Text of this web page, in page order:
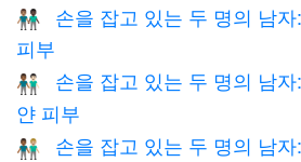
👨🏽‍🤝‍👨🏿
손을 잡고 있는 두 명의 남
피부
👨🏾‍🤝‍👨🏻
손을 잡고 있는 두 명의 남
얀 피부
👨🏾‍🤝‍👨🏼
손을 잡고 있는 두 명의 남